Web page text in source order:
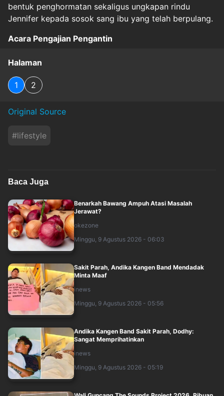
bentuk penghormatan sekaligus ungkapan rindu
Jennifer kepada sosok sang ibu yang telah berpulang.
Acara Pengajian Pengantin
Halaman
1 2
Original Source
#lifestyle
Baca Juga
Benarkah Bawang Ampuh Atasi Masalah
Jerawat?
okezone
Minggu, 9 Agustus 2026 - 06:03
Sakit Parah, Andika Kangen Band Mendadak
Minta Maaf
inews
Minggu, 9 Agustus 2026 - 05:56
Andika Kangen Band Sakit Parah, Dodhy:
Sangat Memprihatinkan
inews
Minggu, 9 Agustus 2026 - 05:19